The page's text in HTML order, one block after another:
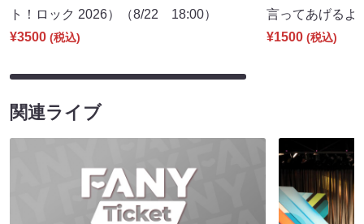
ト！ロック 2026）（8/22 18:00）
¥3500 (税込)
言ってあげる
¥1500 (税込)
関連ライブ